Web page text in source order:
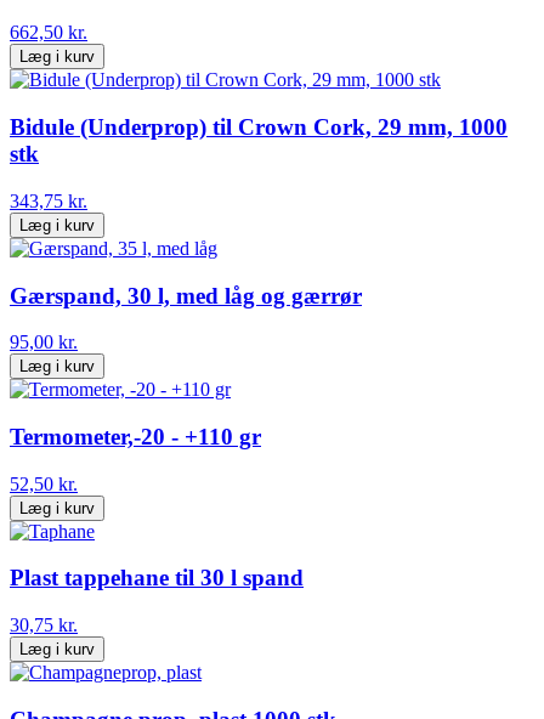
662,50 kr.
Læg i kurv
Bidule (Underprop) til Crown Cork, 29 mm, 1000
stk
343,75 kr.
Læg i kurv
Gærspand, 30 l, med låg og gærrør
95,00 kr.
Læg i kurv
Termometer,-20 - +110 gr
52,50 kr.
Læg i kurv
Plast tappehane til 30 l spand
30,75 kr.
Læg i kurv